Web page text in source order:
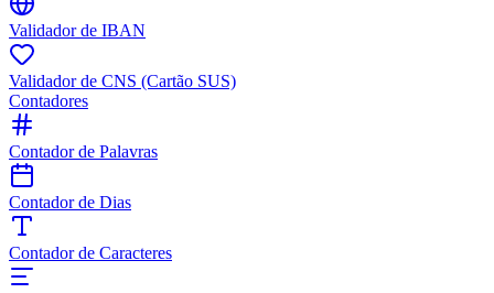
Validador de IBAN
Validador de CNS (Cartão SUS)
Contadores
Contador de Palavras
Contador de Dias
Contador de Caracteres